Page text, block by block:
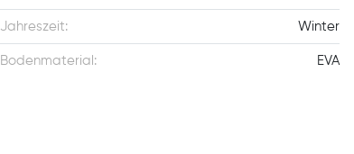
Jahreszeit: Winter
Bodenmaterial: EVA